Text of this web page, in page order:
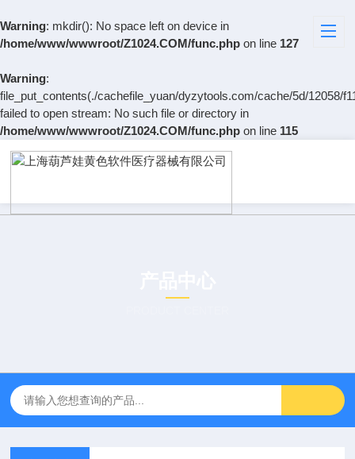
Warning: mkdir(): No space left on device in
/home/www/wwwroot/Z1024.COM/func.php on line 127
Warning:
file_put_contents(./cachefile_yuan/dyzytools.com/cache/5d/12058/
failed to open stream: No such file or directory in
/home/www/wwwroot/Z1024.COM/func.php on line 115